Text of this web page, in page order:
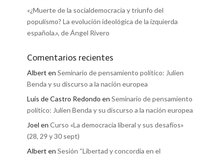
«¿Muerte de la socialdemocracia y triunfo del
populismo? La evolución ideológica de la izquierda
española.», de Ángel Rivero
Comentarios recientes
Albert en Seminario de pensamiento político: Julien
Benda y su discurso a la nación europea
Luis de Castro Redondo en Seminario de pensamiento
político: Julien Benda y su discurso a la nación europea
Joel en Curso «La democracia liberal y sus desafíos»
(28, 29 y 30 sept)
Albert en Sesión “Libertad y concordia en el